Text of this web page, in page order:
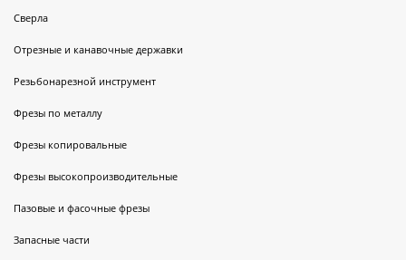
Сверла
Отрезные и канавочные державки
Резьбонарезной инструмент
Фрезы по металлу
Фрезы копировальные
Фрезы высокопроизводительные
Пазовые и фасочные фрезы
Запасные части